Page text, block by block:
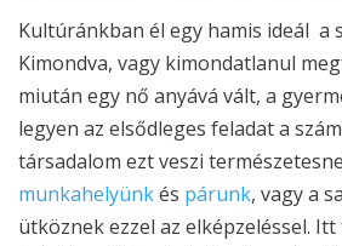
Kultúránkban él egy hamis ideál a
Kimondva, vagy kimondatlanul
miután egy nő anyává vált, a
legyen az elsődleges feladat a
társadalom ezt veszi
munkahelyünkés párunk, vagy a
ütköznek ezzel az elképzeléssel.